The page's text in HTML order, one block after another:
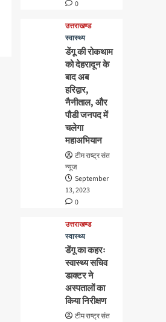
0
उत्तराखण्ड
स्वास्थ्य
डेंगू की रोकथाम
को देहरादून के
बाद अब
हरिद्वार,
नैनीताल, और
पौडी जनपद में
चलेगा
महाअभियान
टीम राष्ट्र संत
न्यूज
September
13, 2023
0
उत्तराखण्ड
स्वास्थ्य
डेंगू का कहरः
स्वास्थ्य सचिव
डाक्टर ने
अस्पतालों का
किया निरीक्षण
टीम राष्ट्र संत